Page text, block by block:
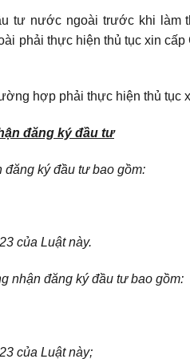
nước ngoài trước khi làm
phải thực hiện thủ tục xin
hợp phải thực hiện thủ tục
đăng ký đầu tư
ký đầu tư bao gồm:
của Luật này.
nhận đăng ký đầu tư bao gồm:
của Luật này;